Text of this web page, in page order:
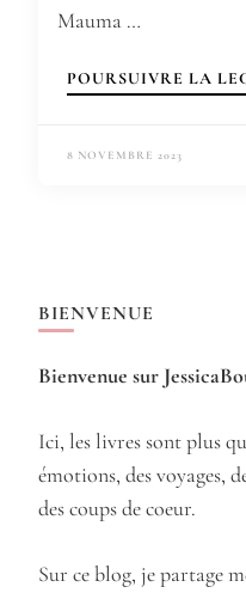
Mauma …
POURSUIVRE LA
8 NOVEMBRE 2023
BIENVENUE
Bienvenue sur
Ici, les livres sont plus
émotions, des voyages,
des coups de coeur.
Sur ce blog, je partage